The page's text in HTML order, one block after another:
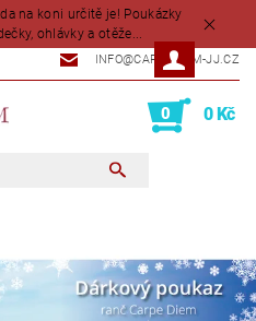
na koni určitě je! Poukázky
ohlávky a otěže...
INFO@CARPEDIEM-JJ.CZ
0 0 Kč